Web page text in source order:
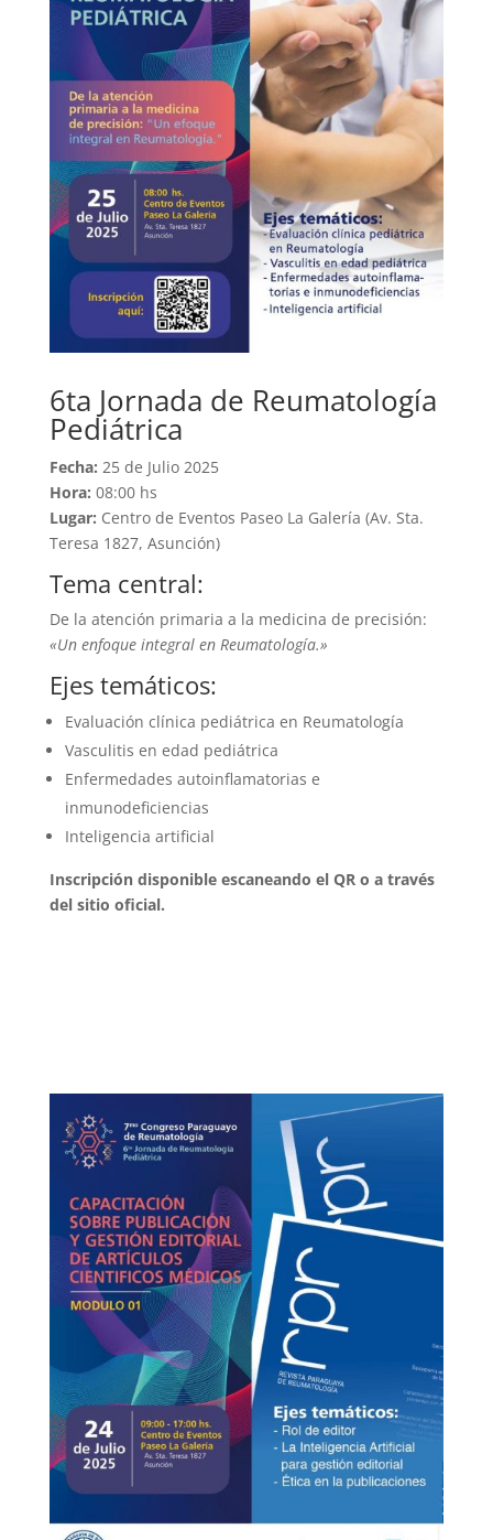
6ta Jornada de Reumatología
Pediátrica
Fecha: 25 de Julio 2025
Hora: 08:00 hs
Lugar: Centro de Eventos Paseo La Galería (Av. Sta.
Teresa 1827, Asunción)
Tema central:
De la atención primaria a la medicina de precisión:
«Un enfoque integral en Reumatología.»
Ejes temáticos:
Evaluación clínica pediátrica en Reumatología
Vasculitis en edad pediátrica
Enfermedades autoinflamatorias e
inmunodeficiencias
Inteligencia artificial
Inscripción disponible escaneando el QR o a través
del sitio oficial.